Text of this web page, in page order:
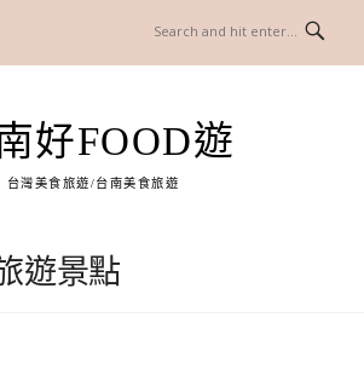
好FOOD遊
台灣美食旅遊/台南美食旅遊
遊景點